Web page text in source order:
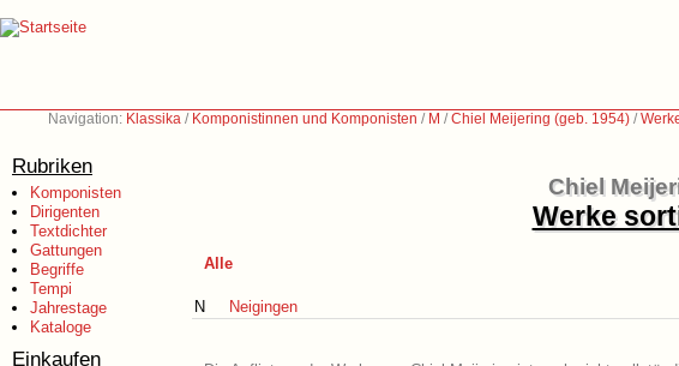
Navigation: Klassika / Komponistinnen und Komponisten / M /Chiel Meijering (geb. 1954) /
Rubriken
Komponisten
Dirigenten
Textdichter
Gattungen
Begriffe
Tempi
Jahrestage
Kataloge
Einkaufen
Chiel
Werke
Alle
N Neigingen